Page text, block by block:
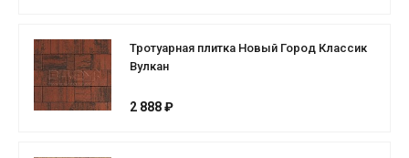
Тротуарная плитка Новый Город Классик
Вулкан
2 888 ₽